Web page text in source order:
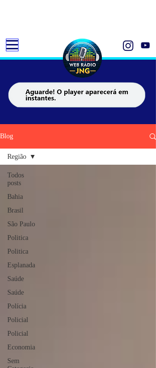
Blog
Todos
posts
Bahia
Brasil
São Paulo
Politica
Politica
Esplanada
Saúde
Saúde
Polícia
Policial
Policial
Economia
Sem
Região